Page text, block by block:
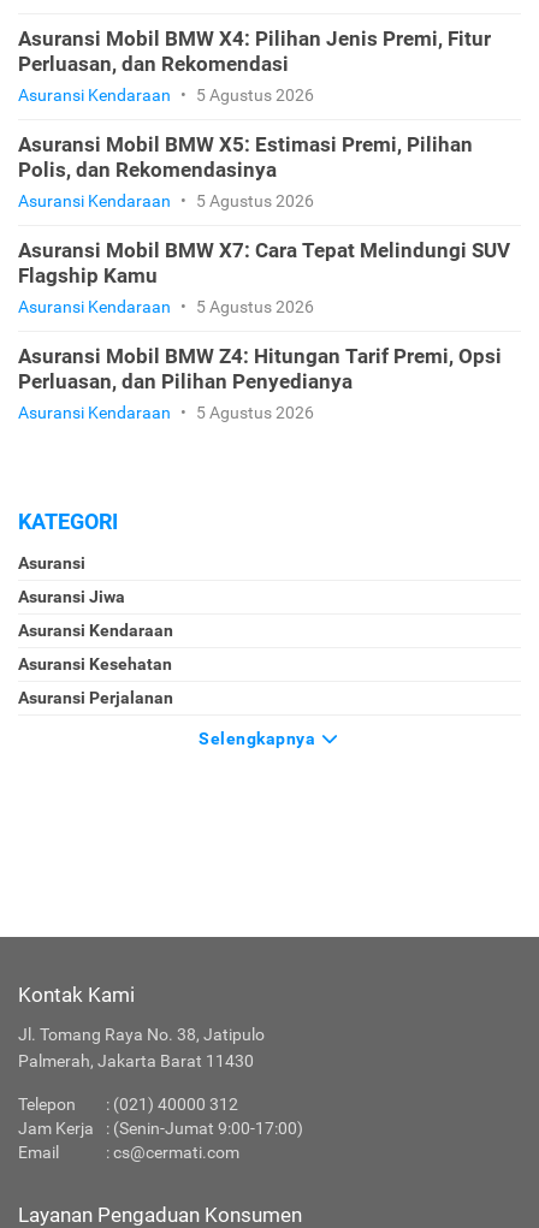
Asuransi Mobil BMW X4: Pilihan Jenis Premi, Fitur
Perluasan, dan Rekomendasi
Asuransi Kendaraan • 5 Agustus 2026
Asuransi Mobil BMW X5: Estimasi Premi, Pilihan
Polis, dan Rekomendasinya
Asuransi Kendaraan • 5 Agustus 2026
Asuransi Mobil BMW X7: Cara Tepat Melindungi SUV
Flagship Kamu
Asuransi Kendaraan • 5 Agustus 2026
Asuransi Mobil BMW Z4: Hitungan Tarif Premi, Opsi
Perluasan, dan Pilihan Penyedianya
Asuransi Kendaraan • 5 Agustus 2026
KATEGORI
Asuransi
Asuransi Jiwa
Asuransi Kendaraan
Asuransi Kesehatan
Asuransi Perjalanan
Selengkapnya
Kontak Kami
Jl. Tomang Raya No. 38, Jatipulo
Palmerah, Jakarta Barat 11430
Telepon : (021) 40000 312
Jam Kerja
: (Senin-Jumat 9:00-17:00)
Email
:cs@cermati.com
Layanan Pengaduan Konsumen